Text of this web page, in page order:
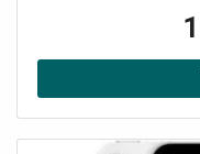
Experts De